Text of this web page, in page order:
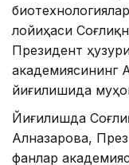
лойиҳаси
Президент
академиясининг
йиғилишида
Йиғилишда
Алназарова,
фанлар